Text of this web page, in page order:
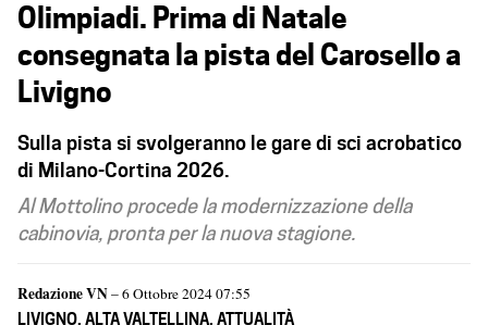
Olimpiadi. Prima di Natale
consegnata la pista del Carosello a
Livigno
Sulla pista si svolgeranno le gare di sci acrobatico
di Milano-Cortina 2026.
Al Mottolino procede la modernizzazione della
cabinovia, pronta per la nuova stagione.
Redazione VN– 6 Ottobre 2024 07:55
LIVIGNO, ALTA VALTELLINA, ATTUALITÀ